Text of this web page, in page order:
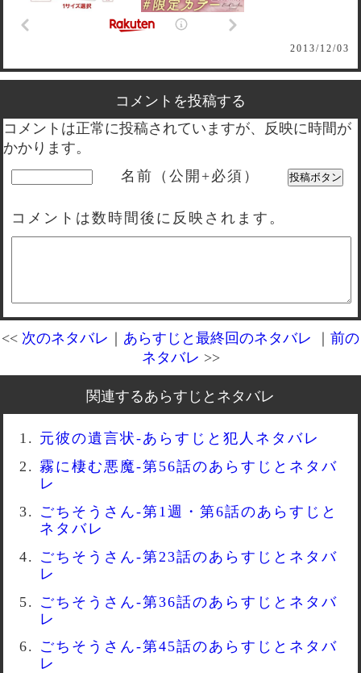
2013/12/03
コメントを投稿する
コメントは正常に投稿されていますが、反映に時間が
かかります。
名前（公開+必須）
コメントは数時間後に反映されます。
<< 次のネタバレ あらすじと最終回のネタバレ
前の
ネタバレ >>
関連するあらすじとネタバレ
元彼の遺言状-あらすじと犯人ネタバレ
霧に棲む悪魔-第56話のあらすじとネタバ
レ
ごちそうさん-第1週・第6話のあらすじと
ネタバレ
ごちそうさん-第23話のあらすじとネタバ
レ
ごちそうさん-第36話のあらすじとネタバ
レ
ごちそうさん-第45話のあらすじとネタバ
レ